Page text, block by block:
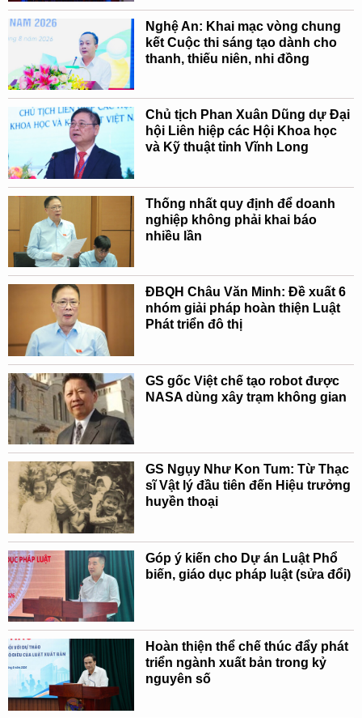
Nghệ An: Khai mạc vòng chung
kết Cuộc thi sáng tạo dành cho
thanh, thiếu niên, nhi đồng
Chủ tịch Phan Xuân Dũng dự Đại
hội Liên hiệp các Hội Khoa học
và Kỹ thuật tỉnh Vĩnh Long
Thống nhất quy định để doanh
nghiệp không phải khai báo
nhiều lần
ĐBQH Châu Văn Minh: Đề xuất 6
nhóm giải pháp hoàn thiện Luật
Phát triển đô thị
GS gốc Việt chế tạo robot được
NASA dùng xây trạm không gian
GS Ngụy Như Kon Tum: Từ Thạc
sĩ Vật lý đầu tiên đến Hiệu trưởng
huyền thoại
Góp ý kiến cho Dự án Luật Phổ
biến, giáo dục pháp luật (sửa đổi)
Hoàn thiện thể chế thúc đẩy phát
triển ngành xuất bản trong kỷ
nguyên số